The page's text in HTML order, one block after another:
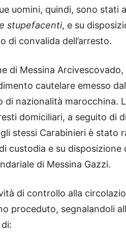
uomini, quindi, sono stati
stupefacenti, e su
di convalida dell’arresto.
di Messina
cautelare emesso
nazionalità marocchina.
domiciliari, a seguito di
stessi Carabinieri è stato
custodia e su disposizione
di Messina Gazzi.
di controllo alla
proceduto, segnalandoli